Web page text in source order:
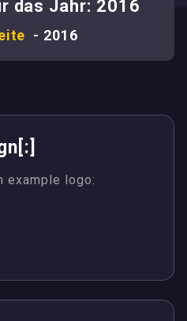
das Jahr: 2016
- 2016
example logo: